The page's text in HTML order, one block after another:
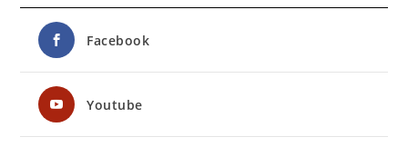
Facebook
Youtube